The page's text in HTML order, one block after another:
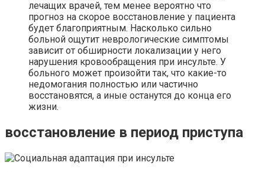
лечащих врачей, тем менее вероятно что
прогноз на скорое восстановление у пациента
будет благоприятным. Насколько сильно
больной ощутит неврологические симптомы
зависит от обширности локализации у него
нарушения кровообращения при инсульте. У
больного может произойти так, что какие-то
недомогания полностью или частично
восстановятся, а иные останутся до конца его
жизни.
восстановление в период приступа